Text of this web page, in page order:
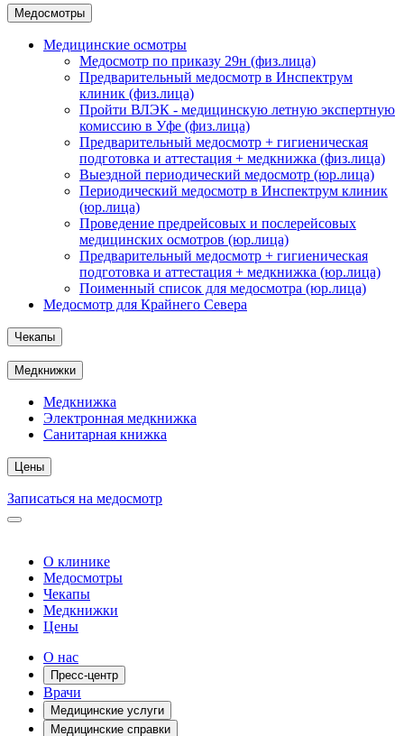
Медосмотры
Медицинские осмотры
Медосмотр по приказу 29н (физ.лица)
Предварительный медосмотр в Инспектрум
клиник (физ.лица)
Пройти ВЛЭК - медицинскую летную экспертную
комиссию в Уфе (физ.лица)
Предварительный медосмотр + гигиеническая
подготовка и аттестация + медкнижка (физ.лица)
Выездной периодический медосмотр (юр.лица)
Периодический медосмотр в Инспектрум клиник
(юр.лица)
Проведение предрейсовых и послерейсовых
медицинских осмотров (юр.лица)
Предварительный медосмотр + гигиеническая
подготовка и аттестация + медкнижка (юр.лица)
Поименный список для медосмотра (юр.лица)
Медосмотр для Крайнего Севера
Чекапы
Медкнижки
Медкнижка
Электронная медкнижка
Санитарная книжка
Цены
Записаться на медосмотр
О клинике
Медосмотры
Чекапы
Медкнижки
Цены
О нас
Пресс-центр
Врачи
Медицинские услуги
Медицинские справки